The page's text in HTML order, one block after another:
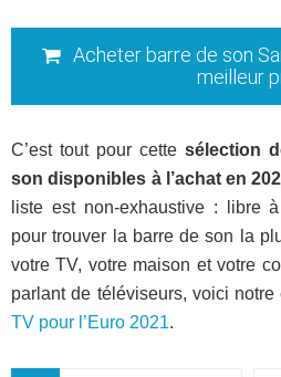
Acheter barre de son
meilleur
C’est tout pour cette sélection
son disponibles à l’achat en
liste est non-exhaustive : libre
pour trouver la barre de son la
votre TV, votre maison et votre
parlant de téléviseurs, voici notre
TV pour l’Euro 2021.